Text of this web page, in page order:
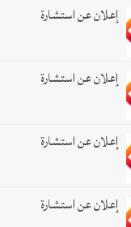
إعلان عن استشارة
إعلان عن استشارة
إعلان عن استشارة
إعلان عن استشارة